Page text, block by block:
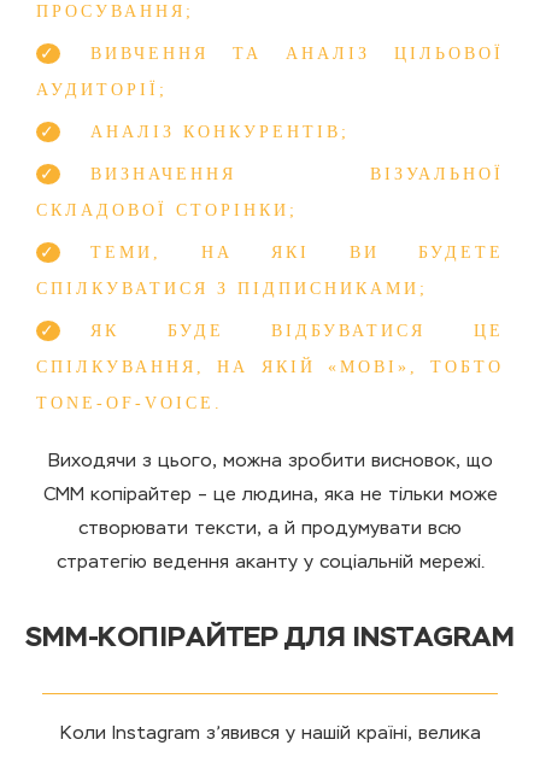
ПРОСУВАННЯ;
ВИВЧЕННЯ ТА АНАЛІЗ ЦІЛЬОВОЇ
АУДИТОРІЇ;
АНАЛІЗ КОНКУРЕНТІВ;
ВИЗНАЧЕННЯ ВІЗУАЛЬНОЇ
СКЛАДОВОЇ СТОРІНКИ;
ТЕМИ, НА ЯКІ ВИ БУДЕТЕ
СПІЛКУВАТИСЯ З ПІДПИСНИКАМИ;
ЯК БУДЕ ВІДБУВАТИСЯ ЦЕ
СПІЛКУВАННЯ, НА ЯКІЙ «МОВІ», ТОБТО
TONE-OF-VOICE.
Виходячи з цього, можна зробити висновок, що
СММ копірайтер – це людина, яка не тільки може
створювати тексти, а й продумувати всю
стратегію ведення аканту у соціальній мережі.
SMM-КОПІРАЙТЕР ДЛЯ INSTAGRAM
Коли Instagram з’явився у нашій країні, велика